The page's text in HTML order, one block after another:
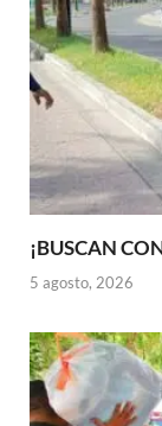
¡BUSCAN
5 agosto, 2026